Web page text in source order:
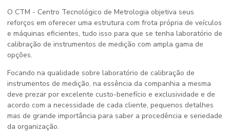
O CTM - Centro Tecnológico de Metrologia objetiva seus
reforços em oferecer uma estrutura com frota própria de veículos
e máquinas eficientes, tudo isso para que se tenha laboratório de
calibração de instrumentos de medição com ampla gama de
opções.
Focando na qualidade sobre laboratório de calibração de
instrumentos de medição, na essência da companhia a mesma
deve prezar por excelente custo-benefício e exclusividade e de
acordo com a necessidade de cada cliente, pequenos detalhes
mas de grande importância para saber a procedência e seriedade
da organização.